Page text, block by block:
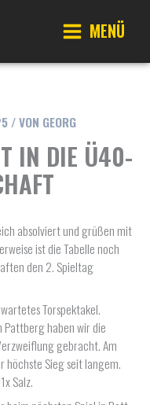
Main
MENÜ
/ VON GEORG
IN DIE Ü40-
absolviert und grüßen mit
ist die Tabelle noch
den 2. Spieltag
Torspektakel.
Pattberg haben wir die
gebracht. Am
höchste Sieg seit langem.
Salz.